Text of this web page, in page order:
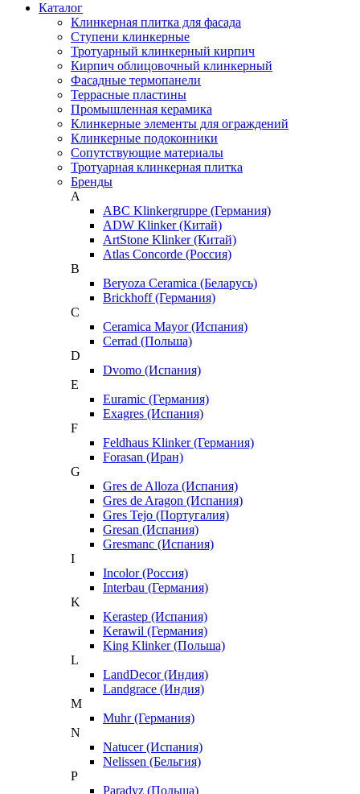
Каталог
Клинкерная плитка для фасада
Ступени клинкерные
Тротуарный клинкерный кирпич
Кирпич облицовочный клинкерный
Фасадные термопанели
Террасные пластины
Промышленная керамика
Клинкерные элементы для ограждений
Клинкерные подоконники
Сопутствующие материалы
Тротуарная клинкерная плитка
Бренды
A
ABC Klinkergruppe (Германия)
ADW Klinker (Китай)
ArtStone Klinker (Китай)
Atlas Concorde (Россия)
B
Beryoza Ceramica (Беларусь)
Brickhoff (Германия)
C
Ceramica Mayor (Испания)
Cerrad (Польша)
D
Dvomo (Испания)
E
Euramic (Германия)
Exagres (Испания)
F
Feldhaus Klinker (Германия)
Forasan (Иран)
G
Gres de Alloza (Испания)
Gres de Aragon (Испания)
Gres Tejo (Португалия)
Gresan (Испания)
Gresmanc (Испания)
I
Incolor (Россия)
Interbau (Германия)
K
Kerastep (Испания)
Kerawil (Германия)
King Klinker (Польша)
L
LandDecor (Индия)
Landgrace (Индия)
M
Muhr (Германия)
N
Natucer (Испания)
Nelissen (Бельгия)
P
Paradyz (Польша)